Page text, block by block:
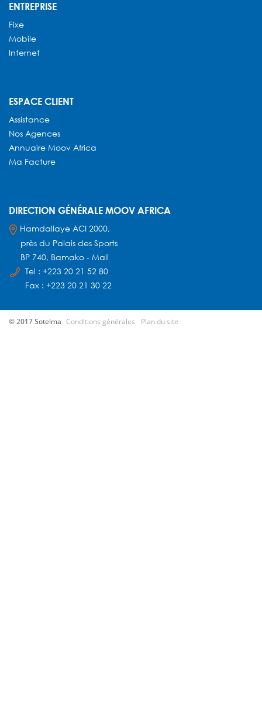
ENTREPRISE
Fixe
Mobile
Internet
ESPACE CLIENT
Assistance
Nos Agences
Annuaire Moov Africa
Ma Facture
DIRECTION GÉNÉRALE MOOV AFRICA
Hamdallaye ACI 2000,
près du Palais des Sports
BP 740, Bamako - Mali
Tel : +223 20 21 52 80
Fax : +223 20 21 30 22
© 2017 Sotelma Conditions générales Plan du site